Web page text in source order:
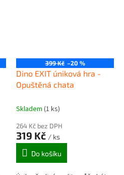
399 Kč –20 %
Dino EXIT úniková hra -
Opuštěná chata
Skladem (1 ks)
264 Kč bez DPH
319 Kč / ks
Do košíku